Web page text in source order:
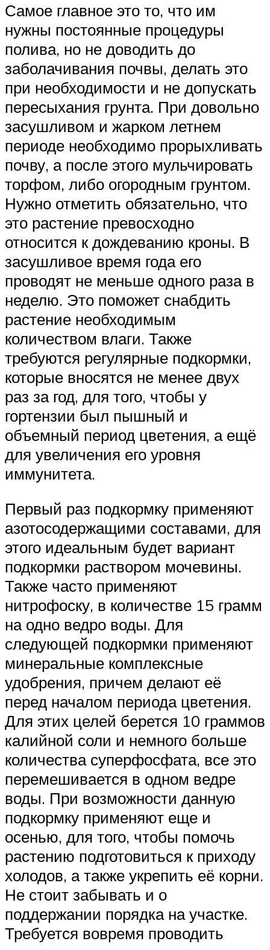
Самое главное это то, что им
нужны постоянные процедуры
полива, но не доводить до
заболачивания почвы, делать это
при необходимости и не допускать
пересыхания грунта. При довольно
засушливом и жарком летнем
периоде необходимо прорыхливать
почву, а после этого мульчировать
торфом, либо огородным грунтом.
Нужно отметить обязательно, что
это растение превосходно
относится к дождеванию кроны. В
засушливое время года его
проводят не меньше одного раза в
неделю. Это поможет снабдить
растение необходимым
количеством влаги. Также
требуются регулярные подкормки,
которые вносятся не менее двух
раз за год, для того, чтобы у
гортензии был пышный и
объемный период цветения, а ещё
для увеличения его уровня
иммунитета.
Первый раз подкормку применяют
азотосодержащими составами, для
этого идеальным будет вариант
подкормки раствором мочевины.
Также часто применяют
нитрофоску, в количестве 15 грамм
на одно ведро воды. Для
следующей подкормки применяют
минеральные комплексные
удобрения, причем делают её
перед началом периода цветения.
Для этих целей берется 10 граммов
калийной соли и немного больше
количества суперфосфата, все это
перемешивается в одном ведре
воды. При возможности данную
подкормку применяют еще и
осенью, для того, чтобы помочь
растению подготовиться к приходу
холодов, а также укрепить её корни.
Не стоит забывать и о
поддержании порядка на участке.
Требуется вовремя проводить